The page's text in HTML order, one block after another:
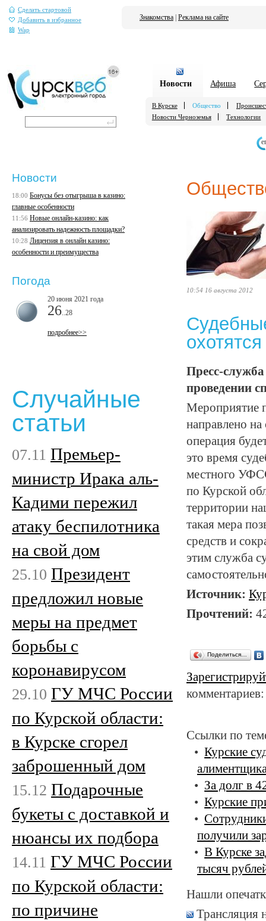
Сделать стартовой
Добавить в избранное
Wap
Знакомства Реклама на сайте
Новости Афиша
В Курске Общество
Новости Черноземья
Технологии
10:54 16 августа 2012
Пресс-
проведении
Мероприятие
направлено
операция
это время
местного
по Курской
территории
такая мера
средств и
этим служба
Источник:
Прочтений:
Поделиться…
Ссылки по
Курские
За долг в
Курские
получили
В Курске
тысяч
Нашли
Трансляция
Новости
18:00 Бонусы без отыгрыша в казино:
главные особенности
11:56 Новые онлайн-казино: как
анализировать надежность площадки?
10:28 Лицензия в онлайн казино:
особенности и преимущества
Погода
20 июня 2021 года
26 ..28
подробнее>>
Случайные
статьи
07.11 Премьер-
министр Ирака аль-
Кадими пережил
атаку беспилотника
на свой дом
25.10 Президент
предложил новые
меры на предмет
борьбы с
коронавирусом
29.10 ГУ МЧС России
по Курской области:
в Курске сгорел
заброшенный дом
15.12 Подарочные
букеты с доставкой и
нюансы их подбора
14.11 ГУ МЧС России
по Курской области:
по причине